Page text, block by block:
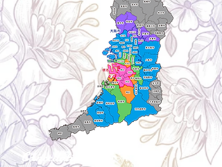
Cancellation キャンセルについて